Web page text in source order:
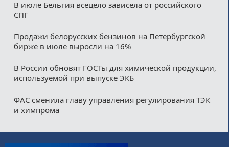
В июле Бельгия всецело зависела от российского
СПГ
Продажи белорусских бензинов на Петербургской
бирже в июле выросли на 16%
В России обновят ГОСТы для химической продукции,
используемой при выпуске ЭКБ
ФАС сменила главу управления регулирования ТЭК
и химпрома